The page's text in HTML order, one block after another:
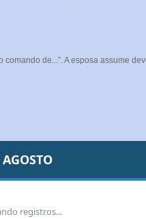
de...”. A esposa assume
registros...